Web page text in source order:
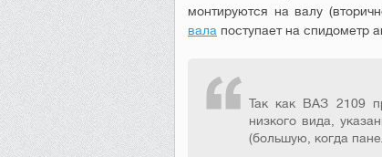
монтируются на валу
вала поступает на спидометр
Так как ВАЗ 2109
низкого вида,
(большую, когда